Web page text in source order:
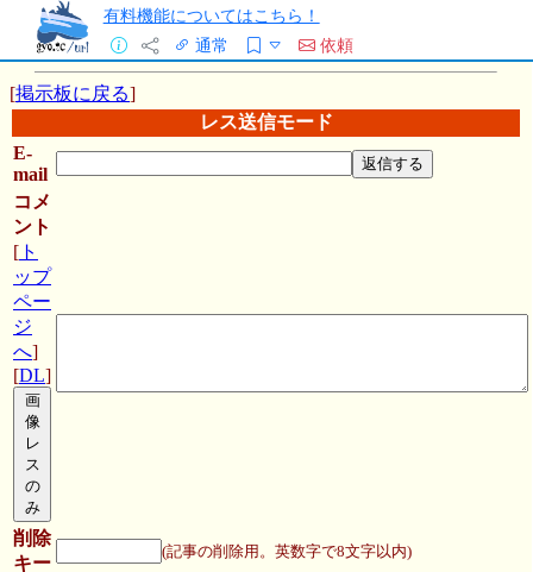
有料機能についてはこちら！
通常
依頼